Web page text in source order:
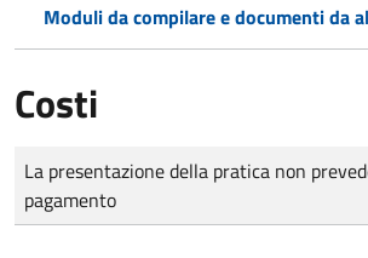
Moduli da compilare e documenti da
Costi
Tipo di pagamento
Importo
La presentazione della pratica non
pagamento